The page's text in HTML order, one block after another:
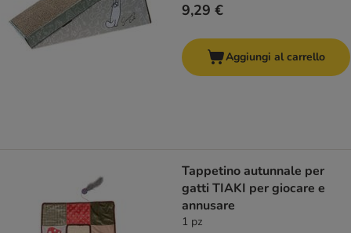
9,29 €
Aggiungi al carrello
Tappetino autunnale per
gatti TIAKI per giocare e
annusare
1 pz